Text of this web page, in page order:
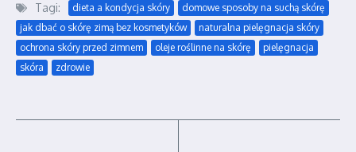
Tagi: dieta a kondycja skóry
domowe sposoby na suchą skórę
jak dbać o skórę zimą bez kosmetyków
naturalna pielęgnacja skóry
ochrona skóry przed zimnem
oleje roślinne na skórę
pielęgnacja
skóra
zdrowie